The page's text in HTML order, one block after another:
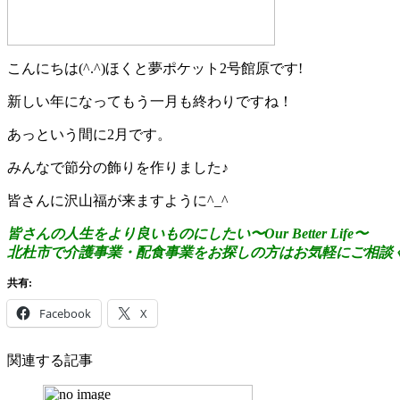
こんにちは(^.^)ほくと夢ポケット2号館原です!
新しい年になってもう一月も終わりですね！
あっという間に2月です。
みんなで節分の飾りを作りました♪
皆さんに沢山福が来ますように^_^
皆さんの人生をより良いものにしたい〜Our Better Life〜
北杜市で介護事業・配食事業をお探しの方はお気軽にご相談
共有:
Facebook X
関連する記事